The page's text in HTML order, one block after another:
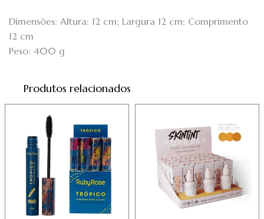
Dimensões: Altura: 12 cm; Largura 12 cm; Comprimento
12 cm
Peso: 400 g
Produtos relacionados